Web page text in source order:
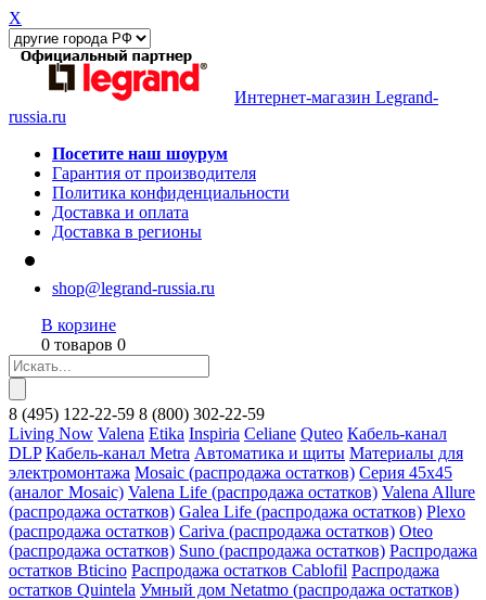
X
Интернет-магазин Legrand-
russia.ru
Посетите наш шоурум
Гарантия от производителя
Политика конфиденциальности
Доставка и оплата
Доставка в регионы
shop@legrand-russia.ru
В корзине
0 товаров 0
8 (495) 122-22-59 8 (800) 302-22-59
Living Now Valena Etika Inspiria Celiane Quteo Кабель-канал
DLP Кабель-канал Metra Автоматика и щиты Материалы для
электромонтажа Mosaic (распродажа остатков) Серия 45х45
(аналог Mosaic) Valena Life (распродажа остатков) Valena Allure
(распродажа остатков) Galea Life (распродажа остатков) Plexo
(распродажа остатков) Cariva (распродажа остатков) Oteo
(распродажа остатков) Suno (распродажа остатков) Распродажа
остатков Bticino Распродажа остатков Cablofil Распродажа
остатков Quintela Умный дом Netatmo (распродажа остатков)